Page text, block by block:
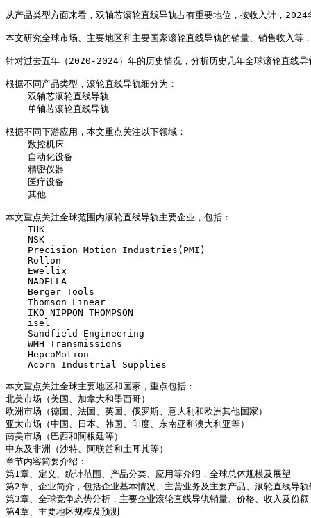
从产品类型方面来看，双轴芯滚轮直线导轨占有重要地位，按收入计，
本文研究全球市场、主要地区和主要国家滚轮直线导轨的销量、销售收入
针对过去五年（2020-2024）年的历史情况，分析历史几年全球滚轮直线
根据不同产品类型，滚轮直线导轨细分为：
    双轴芯滚轮直线导轨
    单轴芯滚轮直线导轨
根据不同下游应用，本文重点关注以下领域：
    数控机床
    自动化设备
    精密仪器
    医疗设备
    其他
本文重点关注全球范围内滚轮直线导轨主要企业，包括：
    THK
    NSK
    Precision Motion Industries(PMI)
    Rollon
    Ewellix
    NADELLA
    Berger Tools
    Thomson Linear
    IKO NIPPON THOMPSON
    isel
    Sandfield Engineering
    WMH Transmissions
    HepcoMotion
    Acorn Industrial Supplies
本文重点关注全球主要地区和国家，重点包括：
北美市场（美国、加拿大和墨西哥）
欧洲市场（德国、法国、英国、俄罗斯、意大利和欧洲其他国家）
亚太市场（中国、日本、韩国、印度、东南亚和澳大利亚等）
南美市场（巴西和阿根廷等）
中东及非洲（沙特、阿联酋和土耳其等）
章节内容简要介绍：
第1章、定义、统计范围、产品分类、应用等介绍，全球总体规模及展望
第2章、企业简介，包括企业基本情况、主营业务及主要产品、滚轮直线导
第3章、全球竞争态势分析，主要企业滚轮直线导轨销量、价格、收入及份额
第4章、主要地区规模及预测